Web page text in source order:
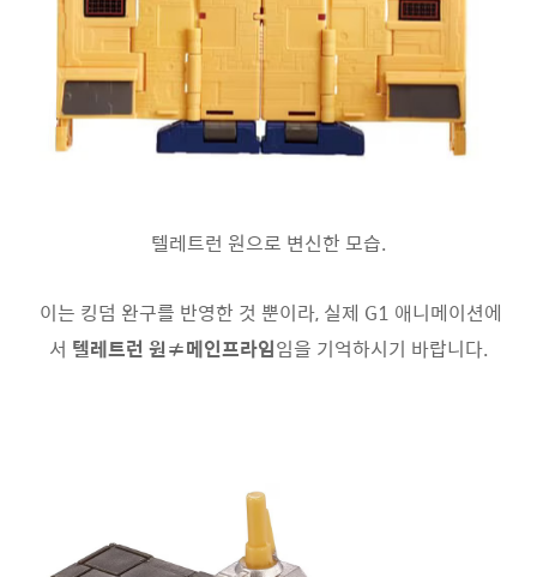
텔레트런 원으로 변신한 모습.
이는 킹덤 완구를 반영한 것 뿐이라, 실제 G1 애니메이션에
서 텔레트런 원≠메인프라임임을 기억하시기 바랍니다.